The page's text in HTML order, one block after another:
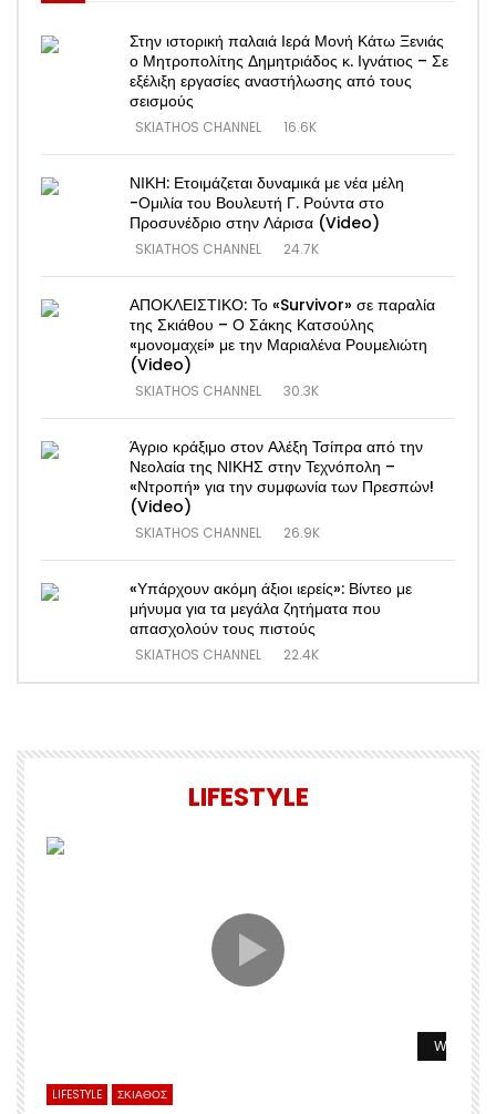
Στην ιστορική παλαιά Ιερά Μονή Κάτω Ξενιάς
ο Μητροπολίτης Δημητριάδος κ. Ιγνάτιος – Σε
εξέλιξη εργασίες αναστήλωσης από τους
σεισμούς
SKIATHOS CHANNEL 16.6K
ΝΙΚΗ: Ετοιμάζεται δυναμικά με νέα μέλη
-Ομιλία του Βουλευτή Γ. Ρούντα στο
Προσυνέδριο στην Λάρισα (Video)
SKIATHOS CHANNEL 24.7K
ΑΠΟΚΛΕΙΣΤΙΚΟ: Το «Survivor» σε παραλία
της Σκιάθου – Ο Σάκης Κατσούλης
«μονομαχεί» με την Μαριαλένα Ρουμελιώτη
(Video)
SKIATHOS CHANNEL 30.3K
Άγριο κράξιμο στον Αλέξη Τσίπρα από την
Νεολαία της ΝΙΚΗΣ στην Τεχνόπολη –
«Ντροπή» για την συμφωνία των Πρεσπών!
(Video)
SKIATHOS CHANNEL 26.9K
«Υπάρχουν ακόμη άξιοι ιερείς»: Βίντεο με
μήνυμα για τα μεγάλα ζητήματα που
απασχολούν τους πιστούς
SKIATHOS CHANNEL 22.4K
LIFESTYLE
Watch
LIFESTYLE ΣΚΙΑΘΟΣ